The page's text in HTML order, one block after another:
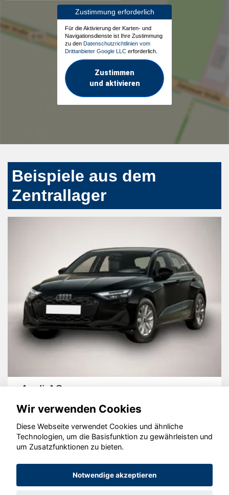
Zustimmung erforderlich
Für die Aktivierung der Karten- und
Navigationsdienste ist Ihre Zustimmung
zu den Datenschutzrichtlinien vom
Drittanbieter Google LLC erforderlich.
Zustimmen
und aktivieren
Beispiele aus dem
Zentrallager
Audi A3
© konjunkturmotor.de GmbH 2020 - 2026
Wir verwenden Cookies
Diese Webseite verwendet Cookies und ähnliche
Technologien, um die Basisfunktion zu gewährleisten und
um Zusatzfunktionen zu bieten.
Notwendige akzeptieren